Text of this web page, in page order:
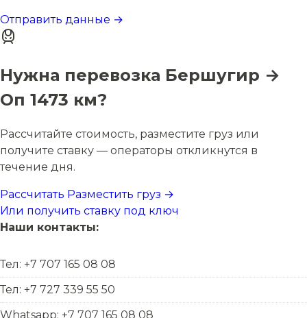
Отправить данные →
Нужна перевозка Бершугир →
Оп 1473 км?
Рассчитайте стоимость, разместите груз или
получите ставку — операторы откликнутся в
течение дня.
Рассчитать Разместить груз →
Или получить ставку под ключ
Наши контакты:
Тел: +7 707 165 08 08
Тел: +7 727 339 55 50
Whatsapp: +7 707 165 08 08